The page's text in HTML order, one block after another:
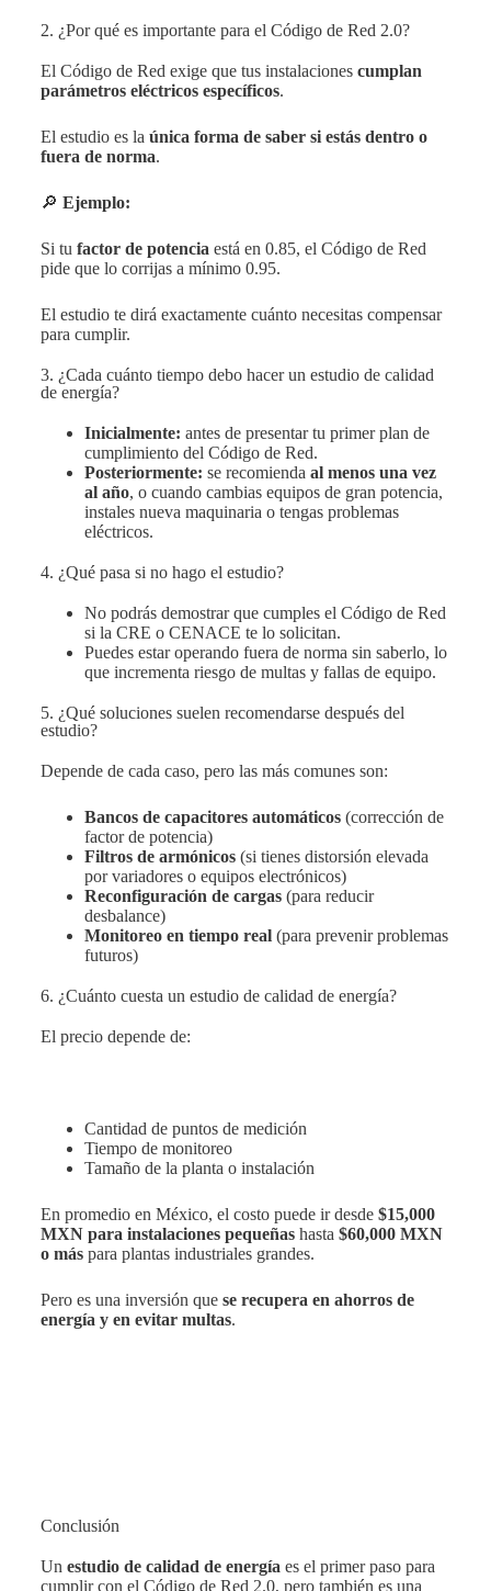
2. ¿Por qué es importante para el Código de Red 2.0?
El Código de Red exige que tus instalaciones cumplan
parámetros eléctricos específicos.
El estudio es la única forma de saber si estás dentro o
fuera de norma.
🔎 Ejemplo:
Si tu factor de potencia está en 0.85, el Código de Red
pide que lo corrijas a mínimo 0.95.
El estudio te dirá exactamente cuánto necesitas compensar
para cumplir.
3. ¿Cada cuánto tiempo debo hacer un estudio de calidad
de energía?
Inicialmente: antes de presentar tu primer plan de
cumplimiento del Código de Red.
Posteriormente: se recomienda al menos una vez
al año, o cuando cambias equipos de gran potencia,
instales nueva maquinaria o tengas problemas
eléctricos.
4. ¿Qué pasa si no hago el estudio?
No podrás demostrar que cumples el Código de Red
si la CRE o CENACE te lo solicitan.
Puedes estar operando fuera de norma sin saberlo, lo
que incrementa riesgo de multas y fallas de equipo.
5. ¿Qué soluciones suelen recomendarse después del
estudio?
Depende de cada caso, pero las más comunes son:
Bancos de capacitores automáticos(corrección de
factor de potencia)
Filtros de armónicos(si tienes distorsión elevada
por variadores o equipos electrónicos)
Reconfiguración de cargas(para reducir
desbalance)
Monitoreo en tiempo real(para prevenir problemas
futuros)
6. ¿Cuánto cuesta un estudio de calidad de energía?
El precio depende de:
Cantidad de puntos de medición
Tiempo de monitoreo
Tamaño de la planta o instalación
En promedio en México, el costo puede ir desde $15,000
MXN para instalaciones pequeñashasta $60,000 MXN
o máspara plantas industriales grandes.
Pero es una inversión que se recupera en ahorros de
energía y en evitar multas.
Conclusión
Un estudio de calidad de energía es el primer paso para
cumplir con el Código de Red 2.0, pero también es una